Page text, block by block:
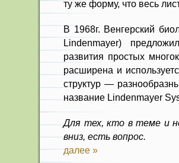
ту же форму, что весь
В 1968г. Венгерский
Lindenmayer)
развития простых
расширена и
структур —
название Lindenmayer
Для тех, кто в теме и
вниз, есть вопрос.
далее »